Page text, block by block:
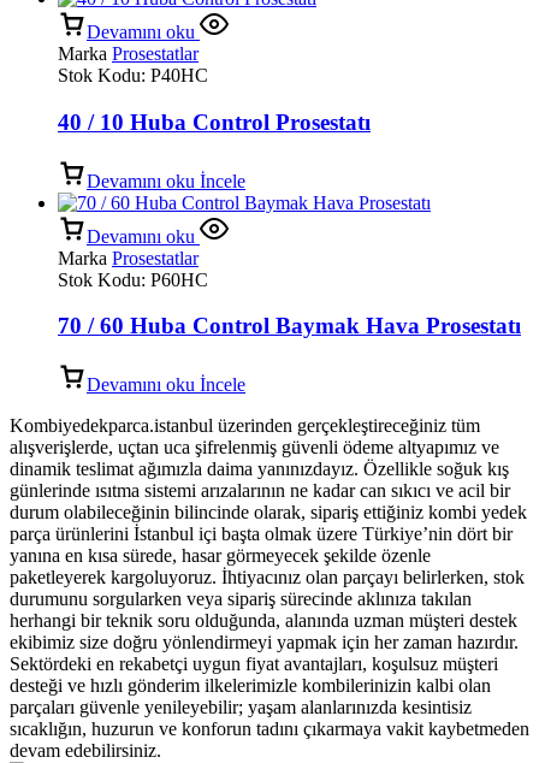
Devamını oku
Marka Prosestatlar
Stok Kodu: P40HC
40 / 10 Huba Control Prosestatı
Devamını oku İncele
Devamını oku
Marka Prosestatlar
Stok Kodu: P60HC
70 / 60 Huba Control Baymak Hava Prosestatı
Devamını oku İncele
Kombiyedekparca.istanbul üzerinden gerçekleştireceğiniz tüm
alışverişlerde, uçtan uca şifrelenmiş güvenli ödeme altyapımız ve
dinamik teslimat ağımızla daima yanınızdayız. Özellikle soğuk kış
günlerinde ısıtma sistemi arızalarının ne kadar can sıkıcı ve acil bir
durum olabileceğinin bilincinde olarak, sipariş ettiğiniz kombi yedek
parça ürünlerini İstanbul içi başta olmak üzere Türkiye’nin dört bir
yanına en kısa sürede, hasar görmeyecek şekilde özenle
paketleyerek kargoluyoruz. İhtiyacınız olan parçayı belirlerken, stok
durumunu sorgularken veya sipariş sürecinde aklınıza takılan
herhangi bir teknik soru olduğunda, alanında uzman müşteri destek
ekibimiz size doğru yönlendirmeyi yapmak için her zaman hazırdır.
Sektördeki en rekabetçi uygun fiyat avantajları, koşulsuz müşteri
desteği ve hızlı gönderim ilkelerimizle kombilerinizin kalbi olan
parçaları güvenle yenileyebilir; yaşam alanlarınızda kesintisiz
sıcaklığın, huzurun ve konforun tadını çıkarmaya vakit kaybetmeden
devam edebilirsiniz.